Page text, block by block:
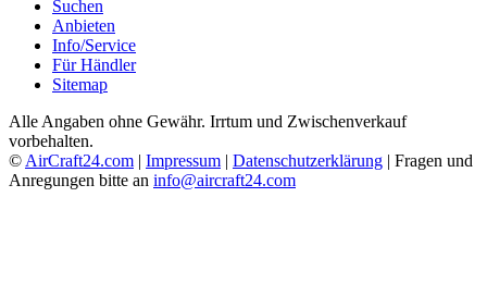
Suchen
Anbieten
Info/Service
Für Händler
Sitemap
Alle Angaben ohne Gewähr. Irrtum und Zwischenverkauf
vorbehalten.
© AirCraft24.com | Impressum | Datenschutzerklärung | Fragen und
Anregungen bitte an info@aircraft24.com